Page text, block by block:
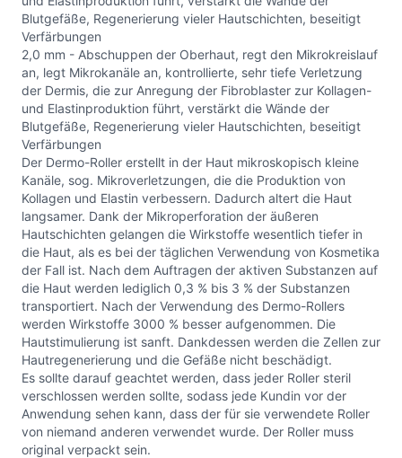
Blutgefäße, Regenerierung vieler Hautschichten, beseitigt
Verfärbungen
2,0 mm - Abschuppen der Oberhaut, regt den Mikrokreislauf
an, legt Mikrokanäle an, kontrollierte, sehr tiefe Verletzung
der Dermis, die zur Anregung der Fibroblaster zur Kollagen-
und Elastinproduktion führt, verstärkt die Wände der
Blutgefäße, Regenerierung vieler Hautschichten, beseitigt
Verfärbungen
Der Dermo-Roller erstellt in der Haut mikroskopisch kleine
Kanäle, sog. Mikroverletzungen, die die Produktion von
Kollagen und Elastin verbessern. Dadurch altert die Haut
langsamer. Dank der Mikroperforation der äußeren
Hautschichten gelangen die Wirkstoffe wesentlich tiefer in
die Haut, als es bei der täglichen Verwendung von Kosmetika
der Fall ist. Nach dem Auftragen der aktiven Substanzen auf
die Haut werden lediglich 0,3 % bis 3 % der Substanzen
transportiert. Nach der Verwendung des Dermo-Rollers
werden Wirkstoffe 3000 % besser aufgenommen. Die
Hautstimulierung ist sanft. Dankdessen werden die Zellen zur
Hautregenerierung und die Gefäße nicht beschädigt.
Es sollte darauf geachtet werden, dass jeder Roller steril
verschlossen werden sollte, sodass jede Kundin vor der
Anwendung sehen kann, dass der für sie verwendete Roller
von niemand anderen verwendet wurde. Der Roller muss
original verpackt sein.